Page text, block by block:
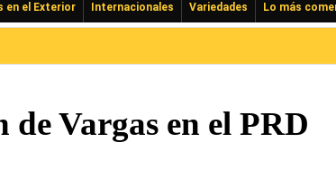
en el Exterior Internacionales Variedades Lo más
de Vargas en el PRD